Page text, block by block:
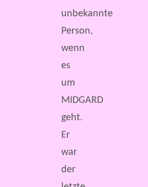
unbekannte
Person,
wenn
es
um
MIDGARD
geht.
Er
war
der